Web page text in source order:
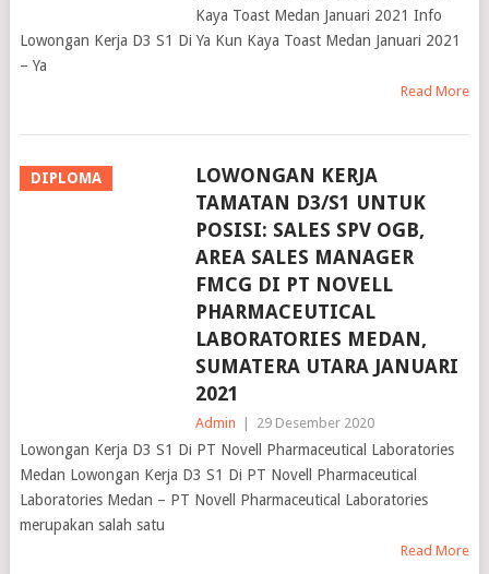
Kaya Toast Medan Januari 2021 Info
Lowongan Kerja D3 S1 Di Ya Kun Kaya Toast Medan Januari 2021
– Ya
Read More
DIPLOMA
LOWONGAN KERJA
TAMATAN D3/S1 UNTUK
POSISI: SALES SPV OGB,
AREA SALES MANAGER
FMCG DI PT NOVELL
PHARMACEUTICAL
LABORATORIES MEDAN,
SUMATERA UTARA JANUARI
2021
Admin 29 Desember 2020
Lowongan Kerja D3 S1 Di PT Novell Pharmaceutical Laboratories
Medan Lowongan Kerja D3 S1 Di PT Novell Pharmaceutical
Laboratories Medan – PT Novell Pharmaceutical Laboratories
merupakan salah satu
Read More